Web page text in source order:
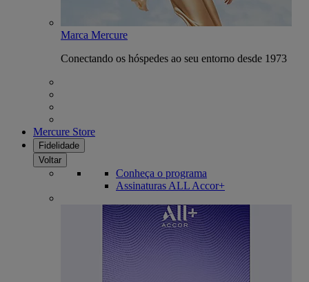
Marca Mercure
Conectando os hóspedes ao seu entorno desde 1973
Mercure Store
Fidelidade
Voltar
Conheça o programa
Assinaturas ALL Accor+